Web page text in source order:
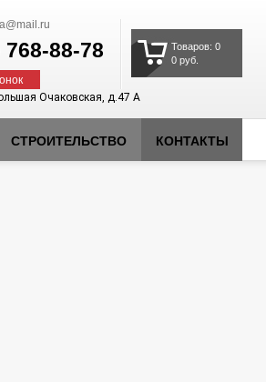
768-88-78
Товаров: 0
0 руб.
Очаковская, д.47 А
СТРОИТЕЛЬСТВО КОНТАКТЫ